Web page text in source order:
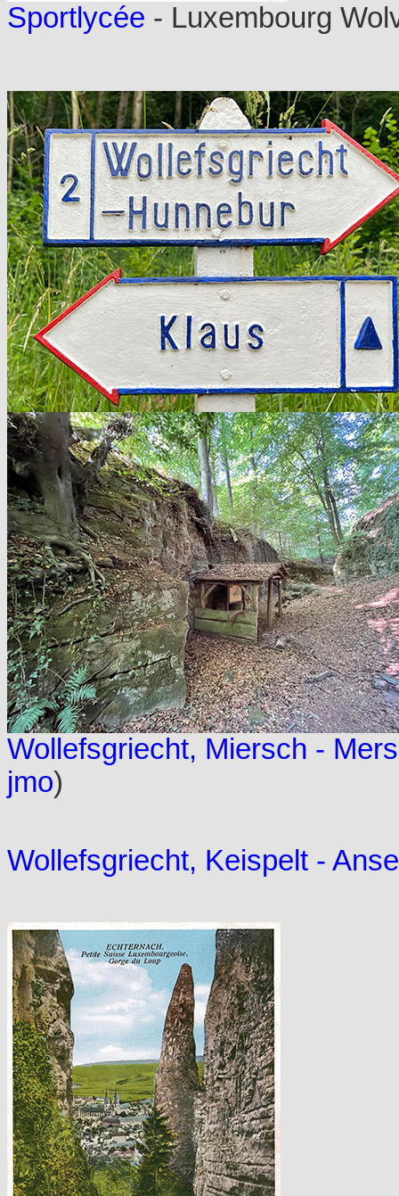
Sportlycée - Luxembourg
Wollefsgriecht, Miersch -
jmo)
Wollefsgriecht, Keispelt -